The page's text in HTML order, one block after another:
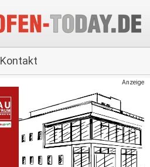
Kontakt
Anzeige